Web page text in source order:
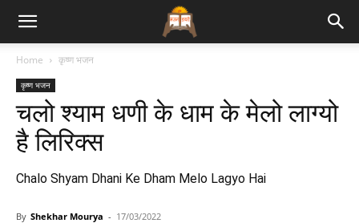
Bhajan
Lyrics
Home कृष्ण भजन
कृष्ण भजन
चलो श्याम धणी के धाम के मेलो लाग्यो
है लिरिक्स
Chalo Shyam Dhani Ke Dham Melo Lagyo Hai
By Shekhar Mourya - 17/03/2022